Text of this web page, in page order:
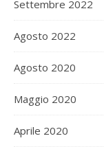
Settembre 2022
Agosto 2022
Agosto 2020
Maggio 2020
Aprile 2020